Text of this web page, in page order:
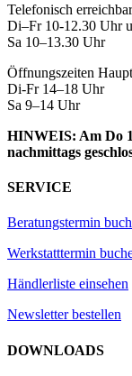
Telefonisch
Di–Fr 10-12.30 Uhr
Sa 10–13.30 Uhr
Öffnungszeiten
Di-Fr 14–18 Uhr
Sa 9–14 Uhr
HINWEIS: Am Do
nachmittags
SERVICE
Beratungstermin
Werkstatttermin
Händlerliste einsehen
Newsletter bestellen
DOWNLOADS